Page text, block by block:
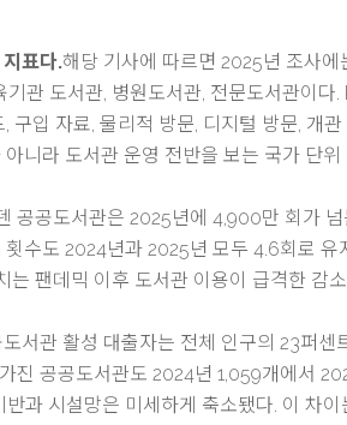
표다.해당 기사에 따르면 2025년 조사에
관 도서관, 병원도서관, 전문도서관이다.
구입 자료, 물리적 방문, 디지털 방문, 개관
니라 도서관 운영 전반을 보는 국가 단위
공공도서관은 2025년에 4,900만 회가
수도 2024년과 2025년 모두 4.6회로 유
팬데믹 이후 도서관 이용이 급격한 감
서관 활성 대출자는 전체 인구의 23퍼센
진 공공도서관도 2024년 1,059개에서
과 시설망은 미세하게 축소됐다. 이 차이